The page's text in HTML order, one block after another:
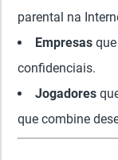
parental na
Empresas
confidenciais.
Jogadores
que combine